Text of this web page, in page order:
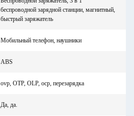
беспроводной зарядной станции, магнитный,
быстрый заряжатель
Мобильный телефон, наушники
ABS
ovp, OTP, OLP, ocp, перезарядка
Да, да.